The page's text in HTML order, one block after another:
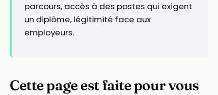
parcours, accès à des postes qui exigent
un diplôme, légitimité face aux
employeurs.
Cette page est faite pour vous